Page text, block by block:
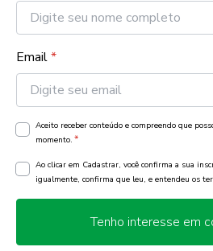
Email*
Aceito receber conteúdo e compreendo que
momento. *
Ao clicar em Cadastrar, você confirma a sua
igualmente, confirma que leu, e entendeu os
Tenho interesse em